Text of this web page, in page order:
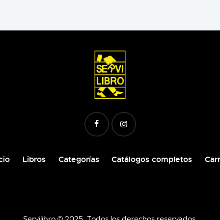
Libros Categorías Catálogos completos